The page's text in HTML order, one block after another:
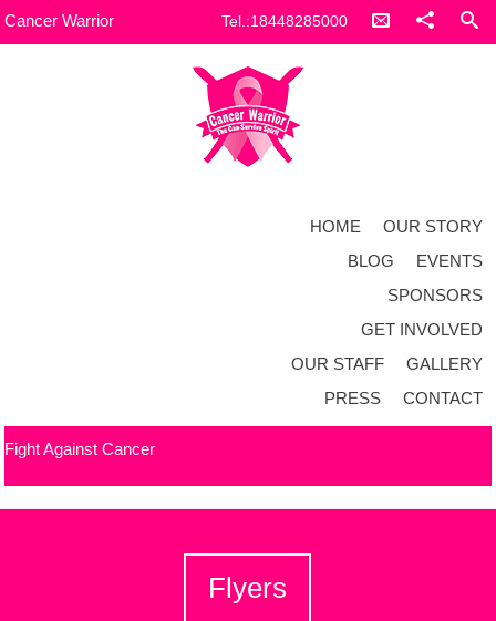
Cancer Warrior Tel.:18448285000
HOME
OUR STORY
BLOG
EVENTS
SPONSORS
GET INVOLVED
OUR STAFF
GALLERY
PRESS
CONTACT
Fight Against Cancer
Flyers